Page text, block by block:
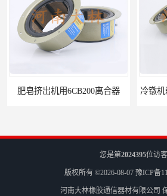
离合器 冷镦机刹车6CB,8CB,12CB,18CB
您是第2024395位访客
版权所有 ©2026-08-07 豫ICP备
河南大林橡胶通信器材有限公司